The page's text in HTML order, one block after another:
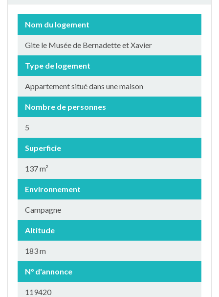
Nom du logement
Gite le Musée de Bernadette et Xavier
Type de logement
Appartement situé dans une maison
Nombre de personnes
5
Superficie
137 m²
Environnement
Campagne
Altitude
183 m
N° d'annonce
119420